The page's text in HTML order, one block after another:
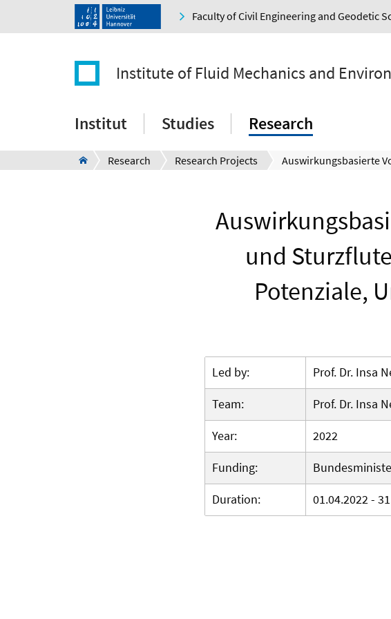
Faculty of Civil Engineering and Geodetic
Institute of Fluid Mechanics and
Institut Studies Research
Research Research Projects
und
Potenziale,
Led by:
Prof. Dr. Insa
Team:
Prof. Dr. Insa
Year:
2022
Funding:
Duration:
01.04.2022 -